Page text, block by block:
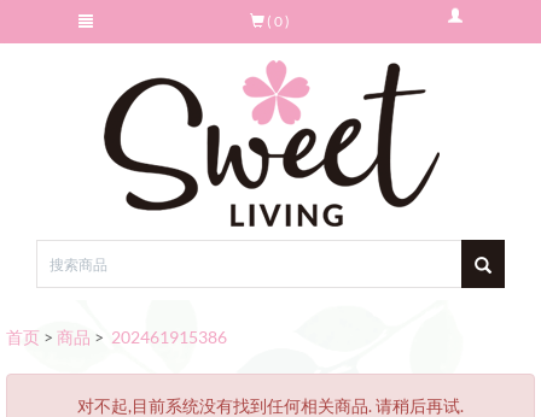
( 0 )
首页 > 商品 > 202461915386
对不起,目前系统没有找到任何相关商品. 请稍后再试.